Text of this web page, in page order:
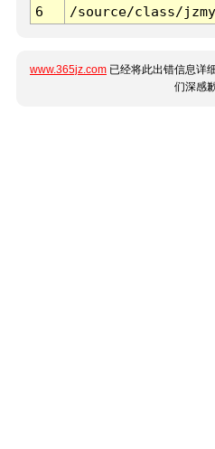
6
/source/class/
www.365jz.com 已经将此出错信息详
们深感